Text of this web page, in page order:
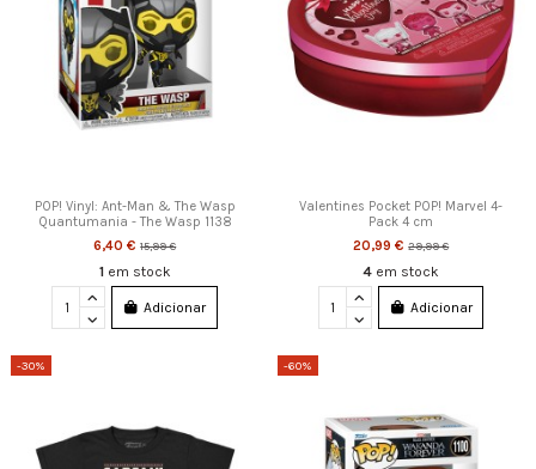
POP! Vinyl: Ant-Man & The Wasp
Quantumania - The Wasp 1138
6,40 €15,99 €
1 em stock
Adicionar
Valentines Pocket POP! Marvel 4-
Pack 4 cm
20,99 €29,99 €
4 em stock
Adicionar
-30% -60%